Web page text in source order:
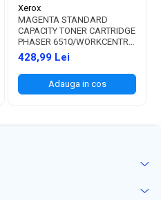
Xerox
MAGENTA STANDARD
CAPACITY TONER CARTRIDGE
PHASER 6510/WORKCENTRE
6515
428,99 Lei
Adauga in cos